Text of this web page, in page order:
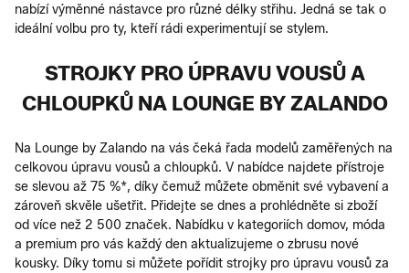
nabízí výměnné nástavce pro různé délky střihu. Jedná se tak o
ideální volbu pro ty, kteří rádi experimentují se stylem.
STROJKY PRO ÚPRAVU VOUSŮ A
CHLOUPKŮ NA LOUNGE BY ZALANDO
Na Lounge by Zalando na vás čeká řada modelů zaměřených na
celkovou úpravu vousů a chloupků. V nabídce najdete přístroje
se slevou až 75 %*, díky čemuž můžete obměnit své vybavení a
zároveň skvěle ušetřit. Přidejte se dnes a prohlédněte si zboží
od více než 2 500 značek. Nabídku v kategoriích domov, móda
a premium pro vás každý den aktualizujeme o zbrusu nové
kousky. Díky tomu si můžete pořídit strojky pro úpravu vousů za